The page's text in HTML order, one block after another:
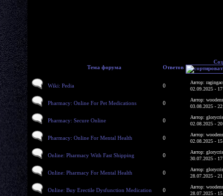
Тема форума Ответов
Wiki: Pedia 0
Автор:
02.09.2025 -
Pharmacy: Online For Pet Medications 0
Автор:
03.08.2025 -
Pharmacy: Secure Online 0
Автор:
02.08.2025 -
Pharmacy: Online For Mental Health 0
Автор:
02.08.2025 -
Online: Pharmacy With Fast Shipping 0
Автор:
30.07.2025 -
Online: Pharmacy For Mental Health 0
Автор:
28.07.2025 -
Online: Buy Erectile Dysfunction Medication 0
Автор:
28.07.2025 -